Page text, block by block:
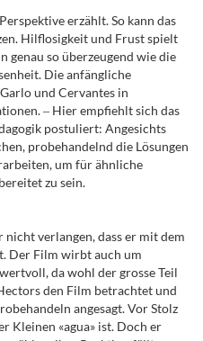
erzählt. So kann das
Hilflosigkeit und Frust spielt
genau so überzeugend wie die
Die anfängliche
und Cervantes in
‒ Hier empfiehlt sich das
postuliert: Angesichts
probehandelnd die Lösungen
um für ähnliche
zu sein.
verlangen, dass er mit dem
Der Film wirbt auch um
da wohl der grosse Teil
den Film betrachtet und
angesagt. Vor Stolz
Kleinen «agua» ist. Doch er